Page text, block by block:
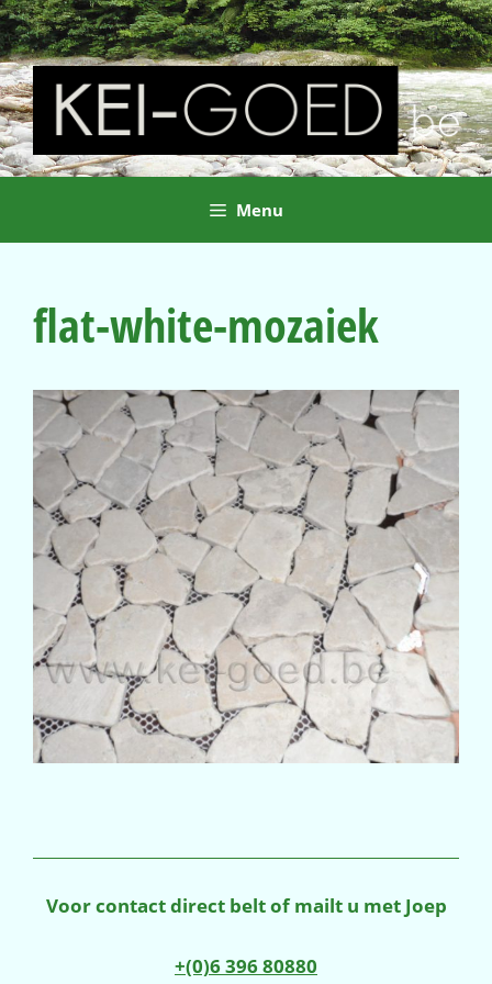
Ga
naar
de
inhoud
Menu
flat-white-mozaiek
Voor contact direct belt of mailt u met Joep
+(0)6 396 80880